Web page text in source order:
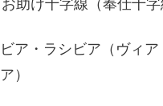
お助け十字線（奉仕十字
ビア・ラシビア（ヴィ
ア）